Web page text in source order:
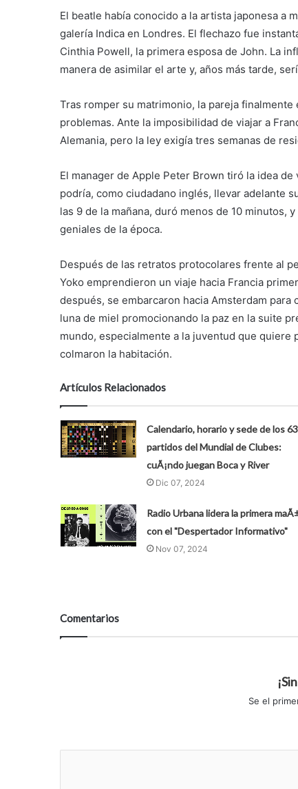
El beatle había conocido a la artista japonesa a
galería Indica en Londres. El flechazo fue
Cinthia Powell, la primera esposa de John. La
manera de asimilar el arte y, años más tarde,
Tras romper su matrimonio, la pareja
problemas. Ante la imposibilidad de viajar a
Alemania, pero la ley exigía tres semanas de
El manager de Apple Peter Brown tiró la idea
podría, como ciudadano inglés, llevar adelante
las 9 de la mañana, duró menos de 10 minutos,
geniales de la época.
Después de las retratos protocolares frente al
Yoko emprendieron un viaje hacia Francia
después, se embarcaron hacia Amsterdam para
luna de miel promocionando la paz en la suite
mundo, especialmente a la juventud que
colmaron la habitación.
Artículos Relacionados
Calendario, horario y sede de los 63
partidos del Mundial de Clubes:
cuÃ¡ndo juegan Boca y River
Dic 07, 2024
Radio Urbana lidera la primera
con el "Despertador Informativo"
Nov 07, 2024
Comentarios
Se el